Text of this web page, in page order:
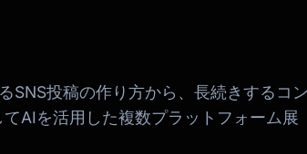
SNS投稿の作り方から、長続きするコン
AIを活用した複数プラットフォーム展